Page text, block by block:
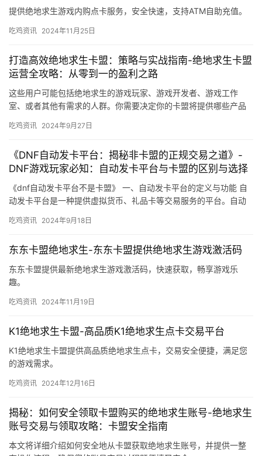
提供绝地求生游戏内购点卡服务，安全快速，支持ATM自助充值。
吃鸡资讯 2024年11月25日
打造高效绝地求生卡盟：策略与实战指南-绝地求生卡盟
运营全攻略：从零到一的盈利之路
这些用户可能包括绝地求生的游戏玩家、游戏开发者、游戏工作
室、或者其他有需求的人群。你需要决定你的卡盟将提供哪些产品
吃鸡资讯 2024年9月27日
《DNF自动发卡平台：揭秘非卡盟的正规交易之道》-
DNF游戏玩家必知：自动发卡平台与卡盟的区别与选择
《dnf自动发卡平台不是卡盟》 一、自动发卡平台的定义与功能 自
动发卡平台是一种提供虚拟货币、礼品卡等交易服务的平台。自动
吃鸡资讯 2024年9月18日
东东卡盟绝地求生-东东卡盟提供绝地求生游戏激活码
东东卡盟提供最新绝地求生游戏激活码，快速获取，畅享游戏乐
趣。
吃鸡资讯 2024年11月19日
K1绝地求生卡盟-高品质K1绝地求生点卡交易平台
K1绝地求生卡盟提供高品质绝地求生点卡，交易安全便捷，满足您
的游戏需求。
吃鸡资讯 2024年12月16日
揭秘：如何安全领取卡盟购买的绝地求生账号-绝地求生
账号交易与领取攻略：卡盟安全指南
本文将详细介绍如何安全地从卡盟获取绝地求生账号，并提供一整